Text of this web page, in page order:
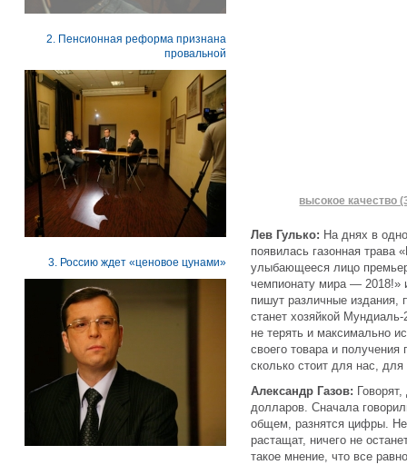
2. Пенсионная реформа признана
провальной
3. Россию ждет «ценовое цунами»
высокое качество
Лев Гулько: На днях в
появилась газонная трава
улыбающееся лицо
чемпионату мира — 2018!»
пишут различные издания,
станет хозяйкой
не терять и максимально
своего товара и
сколько стоит для нас,
Александр Газов:
долларов. Сначала
общем, разнятся цифры.
растащат, ничего не
такое мнение, что все